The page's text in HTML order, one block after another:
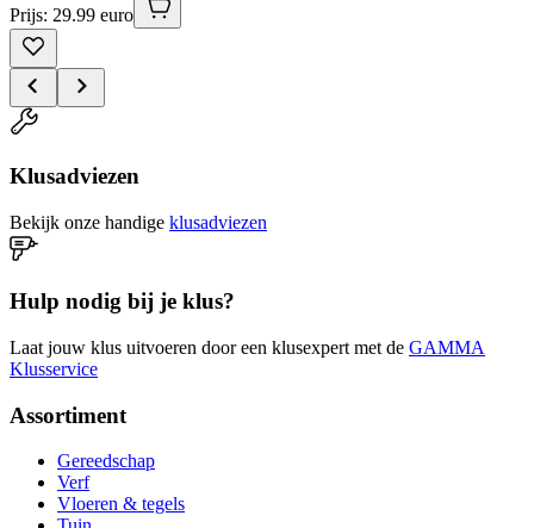
Prijs: 29.99 euro
Klusadviezen
Bekijk onze handige klusadviezen
Hulp nodig bij je klus?
Laat jouw klus uitvoeren door een klusexpert met de GAMMA
Klusservice
Assortiment
Gereedschap
Verf
Vloeren & tegels